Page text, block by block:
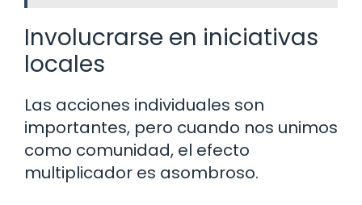
Involucrarse en iniciativas
locales
Las acciones individuales son
importantes, pero cuando nos unimos
como comunidad, el efecto
multiplicador es asombroso.